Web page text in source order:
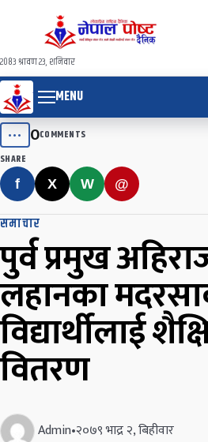
२०८३ श्रावण २३, शनिवार
MENU
••• 0COMMENTS
SHARE
f X W @
समाचार
पुर्व प्रमुख
लहानका
विद्यार्थीलाई
वितरण
Admin•२०७९ भाद्र २, बिहीवार